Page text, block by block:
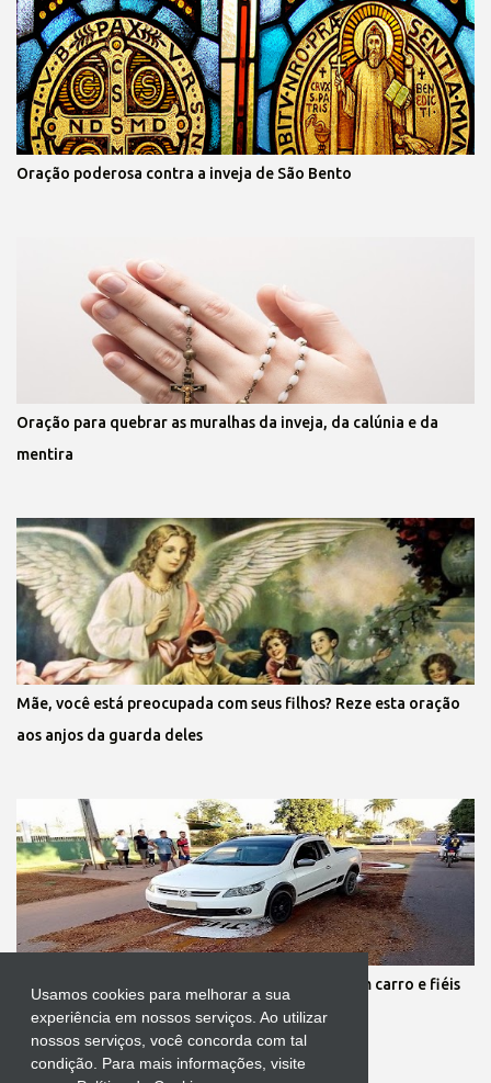
Usamos cookies para melhorar a sua
experiência em nossos serviços. Ao utilizar
nossos serviços, você concorda com tal
condição. Para mais informações, visite
Oração poderosa contra a inveja de São Bento
Oração para quebrar as muralhas da inveja, da calúnia e da
mentira
Mãe, você está preocupada com seus filhos? Reze esta oração
aos anjos da guarda deles
Protestante destrói tapete de Corpus Christi com carro e fiéis
se revoltam